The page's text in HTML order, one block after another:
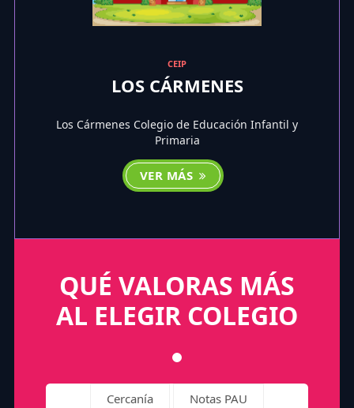
CEIP
LOS CÁRMENES
Los Cármenes Colegio de Educación Infantil y
Primaria
VER MÁS
QUÉ VALORAS MÁS
AL ELEGIR COLEGIO
Cercanía Notas PAU